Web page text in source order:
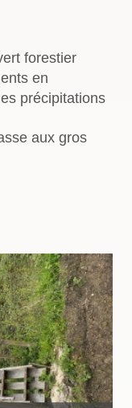
forestier
en
précipitations
aux gros